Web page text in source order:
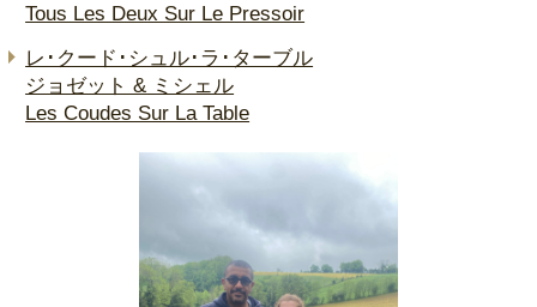
Tous Les Deux Sur Le Pressoir
レ･クード･シュル･ラ･ターブル
ジョゼット & ミシェル
Les Coudes Sur La Table